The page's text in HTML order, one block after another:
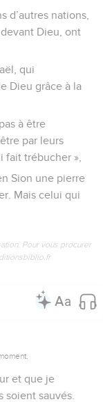
d’autres nations,
Dieu, ont
qui
Dieu grâce à la
à être
par leurs
fait trébucher »,
Sion une pierre
Mais celui qui
Pour vous procurer
et que je
soient sauvés.